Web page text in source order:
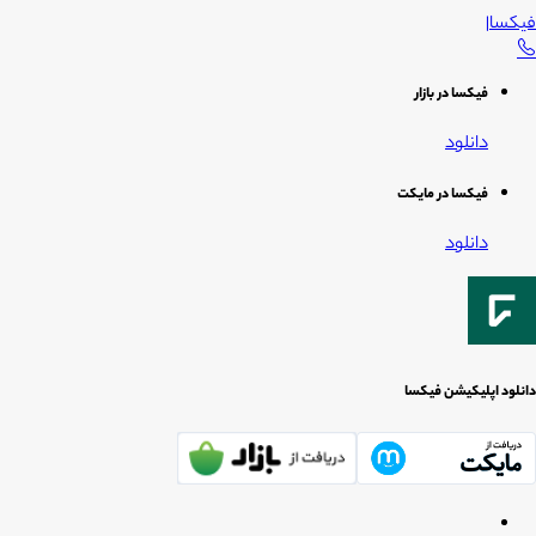
فیکسا|
فیکسا در بازار
دانلود
فیکسا در مایکت
دانلود
دانلود اپلیکیشن فیکسا